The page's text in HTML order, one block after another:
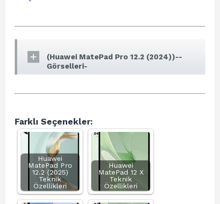
(Huawei MatePad Pro 12.2 (2024))--
Görselleri-
Farklı Seçenekler:
Huawei
MatePad Pro
12.2 (2025)
Teknik
Özellikleri
Huawei
MatePad 12 X
Teknik
Özellikleri